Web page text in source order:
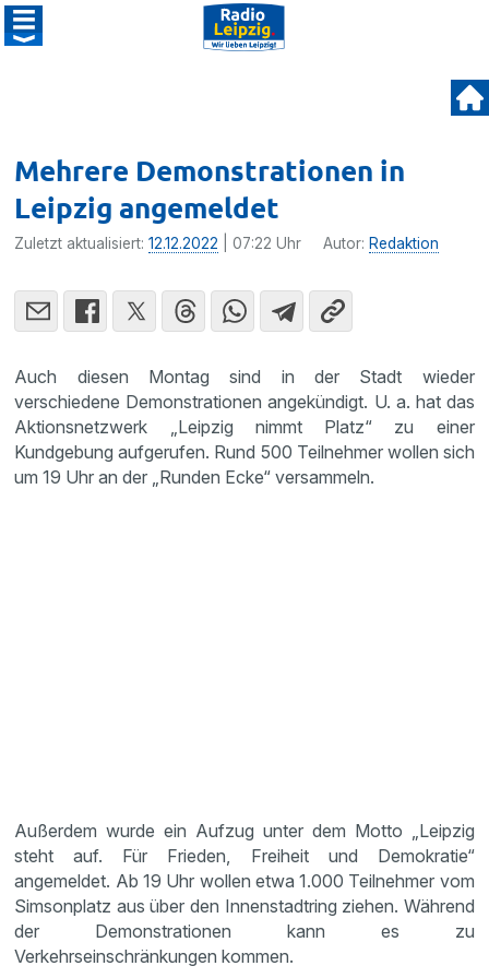
Mehrere Demonstrationen in
Leipzig angemeldet
Zuletzt aktualisiert:12.12.2022 | 07:22 Uhr Autor: Redaktion
Auch diesen Montag sind in der Stadt wieder
verschiedene Demonstrationen angekündigt. U. a. hat das
Aktionsnetzwerk „Leipzig nimmt Platz“ zu einer
Kundgebung aufgerufen. Rund 500 Teilnehmer wollen sich
um 19 Uhr an der „Runden Ecke“ versammeln.
Außerdem wurde ein Aufzug unter dem Motto „Leipzig
steht auf. Für Frieden, Freiheit und Demokratie“
angemeldet. Ab 19 Uhr wollen etwa 1.000 Teilnehmer vom
Simsonplatz aus über den Innenstadtring ziehen. Während
der Demonstrationen kann es zu
Verkehrseinschränkungen kommen.